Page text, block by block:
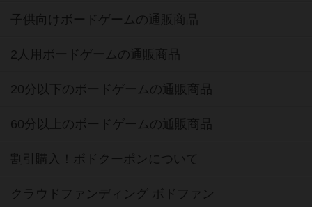
子供向けボードゲームの通販商品
2人用ボードゲームの通販商品
20分以下のボードゲームの通販商品
60分以上のボードゲームの通販商品
割引購入！ボドクーポンについて
クラウドファンディング ボドファン